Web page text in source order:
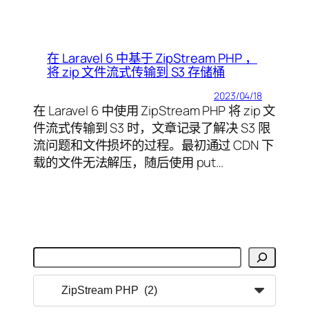
在 Laravel 6 中基于 ZipStream PHP ，
将 zip 文件流式传输到 S3 存储桶
2023/04/18
在 Laravel 6 中使用 ZipStream PHP 将 zip 文
件流式传输到 S3 时，文章记录了解决 S3 限
流问题和文件损坏的过程。最初通过 CDN 下
载的文件无法解压，随后使用 put…
搜
索
分
类